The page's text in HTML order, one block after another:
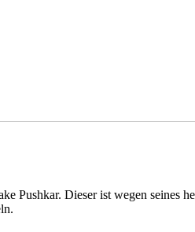
Pushkar. Dieser ist wegen seines